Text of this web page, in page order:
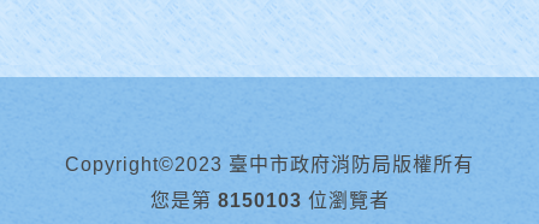
Copyright©2023 臺中市政府消防局版權所有
您是第 8150103 位瀏覽者